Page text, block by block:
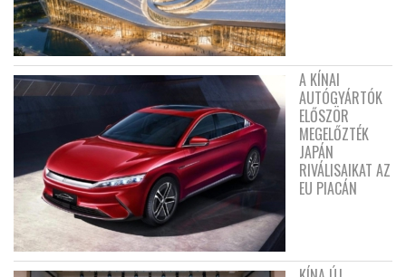
A KÍNAI
AUTÓGYÁRTÓK
ELŐSZÖR
MEGELŐZTÉK
JAPÁN
RIVÁLISAIKAT AZ
EU PIACÁN